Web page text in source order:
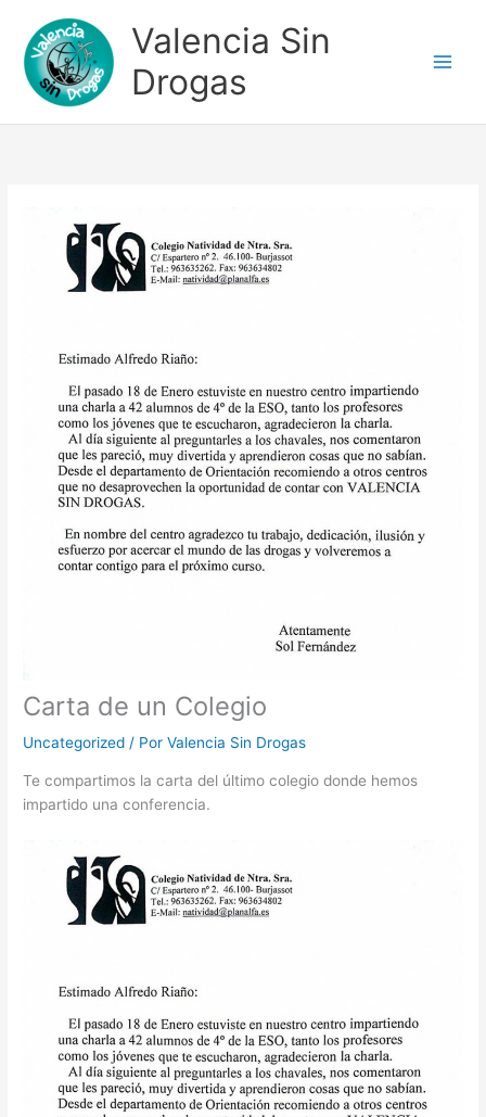
contenido
Valencia Sin
Drogas
Carta de un Colegio
Uncategorized / PorValencia Sin Drogas
Te compartimos la carta del último colegio donde hemos
impartido una conferencia.